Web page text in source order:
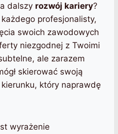
dalszy rozwój kariery?
profesjonalisty,
swoich zawodowych
niezgodnej z Twoimi
ale zarazem
skierować swoją
który naprawdę
wyrażenie